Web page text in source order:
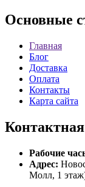
Основные
Главная
Блог
Доставка
Оплата
Контакты
Карта сайта
Контактная
Рабочие
Адрес:
Молл, 1